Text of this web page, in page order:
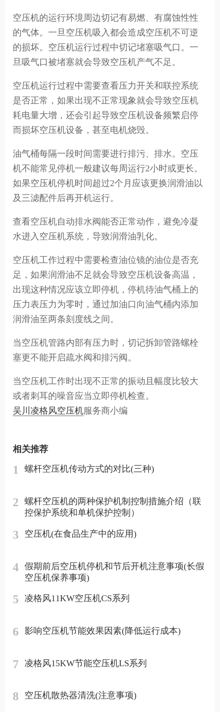
空压机的运行环境周边切记有易燃、有腐蚀性性
的气体。一旦空压机吸入都会造成空压机不可逆
的损坏。空压机运行过程中切记堵塞吸气口。一
旦吸气口被堵塞就会导致空压机产气不足。
空压机运行过程中需要查看压力开关和联控系统
是否正常，如果出现不正常现象就会导致空压机
耗电量大增，还会引起导致空压机设备频繁启停
而损坏空压机设备，甚至电机烧毁。
油气桶每隔一段时间需要进行排污、排水。空压
机不能常见停机一般建议每周运行2小时或更长。
如果空压机停机时间超过2个月应该更换润滑油以
及三滤配件后再开机运行。
查看空压机自动排水阀能否正常动作，避免冷凝
水进入空压机系统，导致润滑油乳化。
空压机工作过程中需要检查油位镜的油位是否充
足，如果润滑油不足就会导致空压机设备高温，
出现这种情况应该立即停机，停机待油气桶上的
压力表压力为零时，通过加油口向油气桶内添加
润滑油至两条刻度线之间。
当空压机管路内部有压力时，切记拆卸管路螺栓
塞更不能开启疏水阀和排污阀。
当空压机工作时出现不正常的振动且幅度比较大
或者刺耳的噪音应当立即停机检查。
吴川凌格风空压机服务商小编
相关推荐
1 螺杆空压机传动方式的对比(三种)
2
螺杆空压机的两种保护机制控制措施介绍（联
控保护系统和单机保护控制）
3 空压机(在食品生产中的应用)
4
假期前后空压机停机和节后开机注意事项(长假
空压机保养事项)
5 凌格风11KW空压机CS系列
6 影响空压机节能效果因素(降低运行成本)
7 凌格风15KW节能空压机LS系列
8 空压机散热器清洗(注意事项)